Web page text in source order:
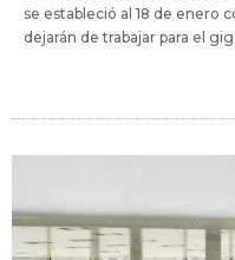
se estableció al 18 de enero
dejarán de trabajar para el